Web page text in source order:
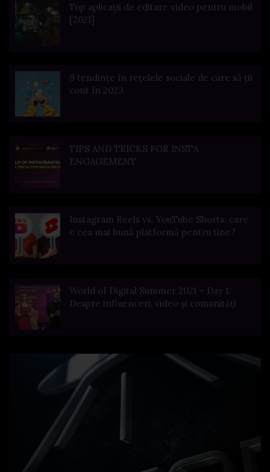
Top aplicații de editare video pentru mobil
[2021]
9 tendințe în rețelele sociale de care să ții
cont în 2023
TIPS AND TRICKS FOR INSTA
ENGAGEMENT
Instagram Reels vs. YouTube Shorts: care
e cea mai bună platformă pentru tine?
World of Digital Summer 2021 – Day 1:
Despre influenceri, video și comunități